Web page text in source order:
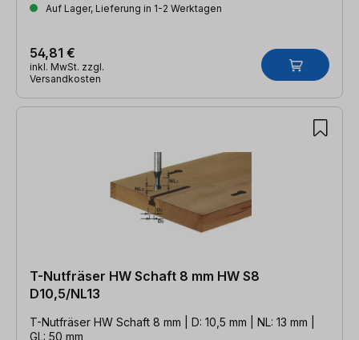
Auf Lager, Lieferung in 1-2 Werktagen
54,81 €
inkl. MwSt. zzgl.
Versandkosten
T-Nutfräser HW Schaft 8 mm HW S8
D10,5/NL13
T-Nutfräser HW Schaft 8 mm | D: 10,5 mm | NL: 13 mm |
GL: 50 mm